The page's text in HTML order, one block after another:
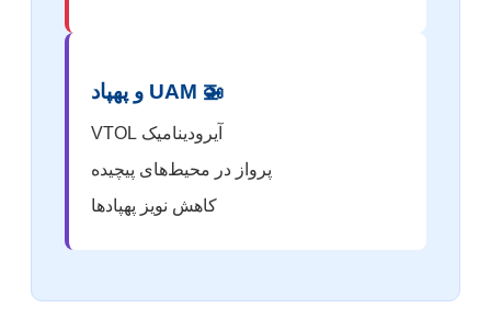
🚁 UAM و پهپاد
آیرودینامیک VTOL
پرواز در محیط‌های پیچیده
کاهش نویز پهپادها